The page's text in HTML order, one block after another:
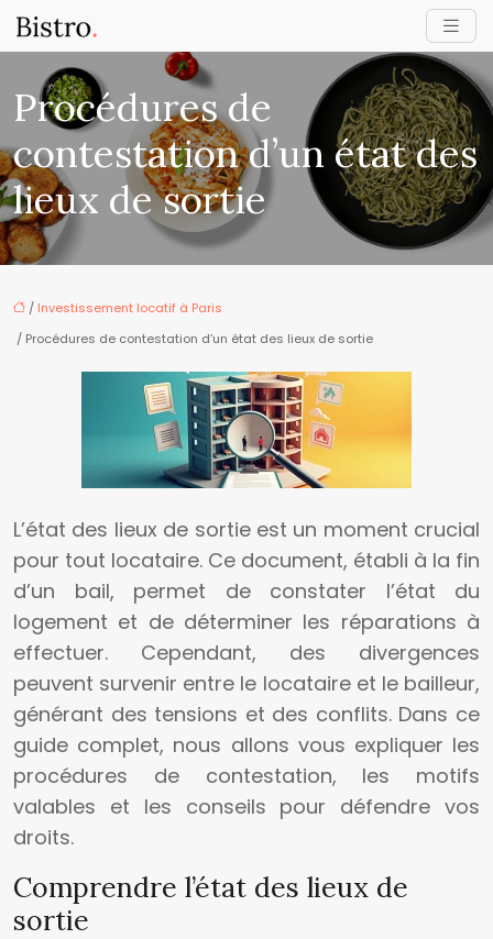
Procédures de
contestation d’un état des
lieux de sortie
/ Investissement locatif à Paris
/ Procédures de contestation d’un état des lieux de sortie
L’état des lieux de sortie est un moment crucial
pour tout locataire. Ce document, établi à la fin
d’un bail, permet de constater l’état du
logement et de déterminer les réparations à
effectuer. Cependant, des divergences
peuvent survenir entre le locataire et le bailleur,
générant des tensions et des conflits. Dans ce
guide complet, nous allons vous expliquer les
procédures de contestation, les motifs
valables et les conseils pour défendre vos
droits.
Comprendre l’état des lieux de
sortie